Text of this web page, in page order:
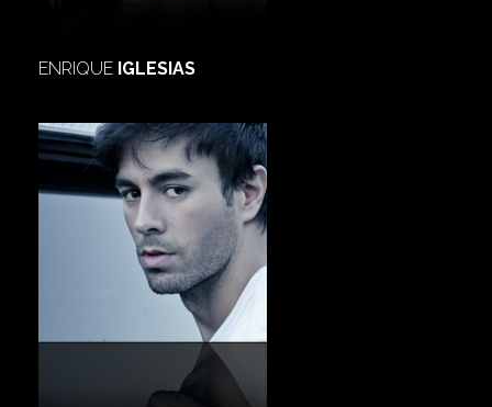
ENRIQUE IGLESIAS